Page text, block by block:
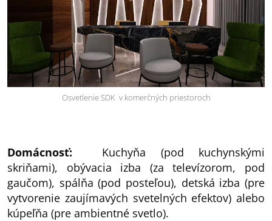
Osvetlenie SDK v komerčných priestoroch
Domácnosť:
Kuchyňa (pod kuchynskými
skriňami), obývacia izba (za televízorom, pod
gaučom), spálňa (pod posteľou), detská izba (pre
vytvorenie zaujímavých svetelných efektov) alebo
kúpeľňa (pre ambientné svetlo).